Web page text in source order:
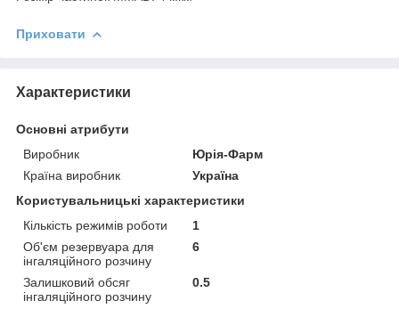
Приховати
Характеристики
Основні атрибути
Виробник
Юрія-Фарм
Країна виробник
Україна
Користувальницькі характеристики
Кількість режимів роботи
1
Об'єм резервуара для
інгаляційного розчину
6
Залишковий обсяг
інгаляційного розчину
0.5